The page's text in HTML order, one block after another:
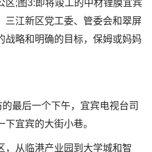
区;图3:即将竣工的中材锂膜宜宾
三江新区党工委、管委会和翠屏
战略和明确的目标，保姆或妈妈
最后一个下午，宜宾电视台司
宜宾的大街小巷。
，从临港产业园到大学城和智